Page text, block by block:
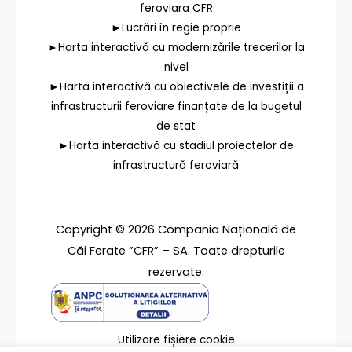
feroviara CFR
►Lucrări în regie proprie
►Harta interactivă cu modernizările trecerilor la
nivel
►Harta interactivă cu obiectivele de investiții a
infrastructurii feroviare finanțate de la bugetul
de stat
►Harta interactivă cu stadiul proiectelor de
infrastructură feroviară
Copyright © 2026 Compania Națională de
Căi Ferate ”CFR” – SA. Toate drepturile
rezervate.
Utilizare fișiere cookie